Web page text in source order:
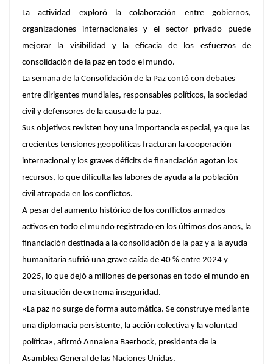
La actividad exploró la colaboración entre gobiernos,
organizaciones internacionales y el sector privado puede
mejorar la visibilidad y la eficacia de los esfuerzos de
consolidación de la paz en todo el mundo.
La semana de la Consolidación de la Paz contó con debates
entre dirigentes mundiales, responsables políticos, la sociedad
civil y defensores de la causa de la paz.
Sus objetivos revisten hoy una importancia especial, ya que las
crecientes tensiones geopolíticas fracturan la cooperación
internacional y los graves déficits de financiación agotan los
recursos, lo que dificulta las labores de ayuda a la población
civil atrapada en los conflictos.
A pesar del aumento histórico de los conflictos armados
activos en todo el mundo registrado en los últimos dos años, la
financiación destinada a la consolidación de la paz y a la ayuda
humanitaria sufrió una grave caída de 40 % entre 2024 y
2025, lo que dejó a millones de personas en todo el mundo en
una situación de extrema inseguridad.
«La paz no surge de forma automática. Se construye mediante
una diplomacia persistente, la acción colectiva y la voluntad
política», afirmó Annalena Baerbock, presidenta de la
Asamblea General de las Naciones Unidas.